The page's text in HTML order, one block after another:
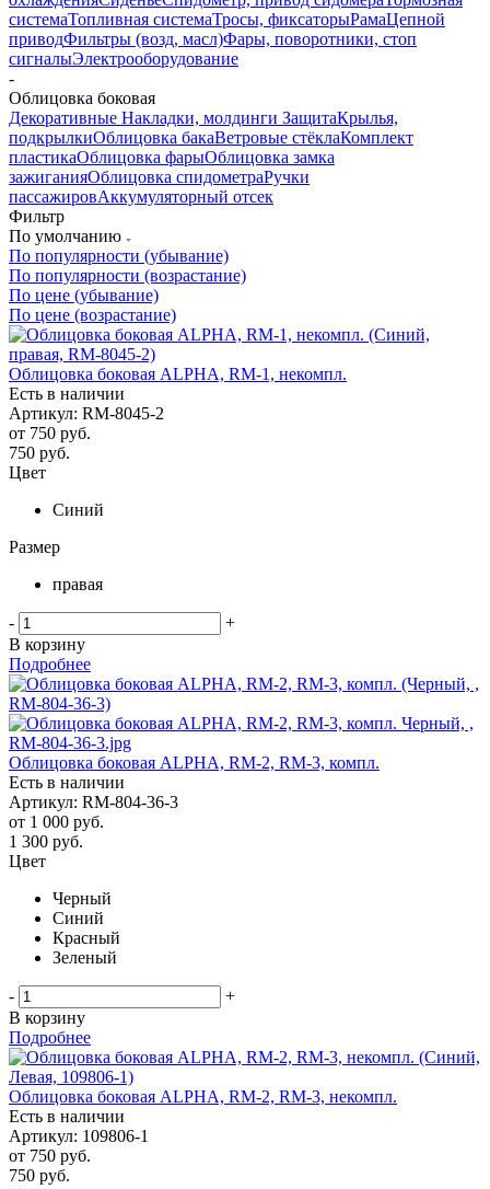
системаТопливная системаТросы, фиксаторыРамаЦепной
приводФильтры (возд, масл)Фары, поворотники, стоп
сигналыЭлектрооборудование
-
Облицовка боковая
Декоративные Накладки, молдинги ЗащитаКрылья,
подкрылкиОблицовка бакаВетровые стёклаКомплект
пластикаОблицовка фарыОблицовка замка
зажиганияОблицовка спидометраРучки
пассажировАккумуляторный отсек
Фильтр
По умолчанию
По популярности (убывание)
По популярности (возрастание)
По цене (убывание)
По цене (возрастание)
Облицовка боковая ALPHA, RM-1, некомпл.
Есть в наличии
Артикул: RM-8045-2
от 750 руб.
750 руб.
Цвет
Синий
Размер
правая
-
+
В корзину
Подробнее
Облицовка боковая ALPHA, RM-2, RM-3, компл.
Есть в наличии
Артикул: RM-804-36-3
от 1 000 руб.
1 300 руб.
Цвет
Черный
Синий
Красный
Зеленый
-
+
В корзину
Подробнее
Облицовка боковая ALPHA, RM-2, RM-3, некомпл.
Есть в наличии
Артикул: 109806-1
от 750 руб.
750 руб.